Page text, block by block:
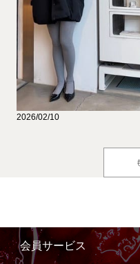
2026/02/10
会員サービス